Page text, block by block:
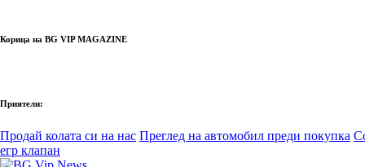
Корица на BG VIP MAGAZINE
Приятели:
Продай колата си на нас Преглед на автомобил преди покупка
егр клапан